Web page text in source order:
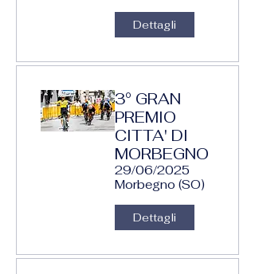
Dettagli
3° GRAN
PREMIO
CITTA' DI
MORBEGNO
29/06/2025
Morbegno (SO)
Dettagli